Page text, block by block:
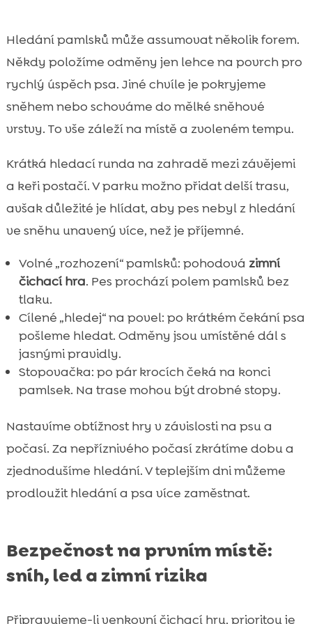
Hledání pamlsků může assumovat několik forem.
Někdy položíme odměny jen lehce na povrch pro
rychlý úspěch psa. Jiné chvíle je pokryjeme
sněhem nebo schováme do mělké sněhové
vrstvy. To vše záleží na místě a zvoleném tempu.
Krátká hledací runda na zahradě mezi závějemi
a keři postačí. V parku možno přidat delší trasu,
avšak důležité je hlídat, aby pes nebyl z hledání
ve sněhu unavený více, než je příjemné.
Volné „rozhození“ pamlsků: pohodová zimní
čichací hra. Pes prochází polem pamlsků bez
tlaku.
Cílené „hledej“ na povel: po krátkém čekání psa
pošleme hledat. Odměny jsou umístěné dál s
jasnými pravidly.
Stopovačka: po pár krocích čeká na konci
pamlsek. Na trase mohou být drobné stopy.
Nastavíme obtížnost hry v závislosti na psu a
počasí. Za nepříznivého počasí zkrátíme dobu a
zjednodušíme hledání. V teplejším dni můžeme
prodloužit hledání a psa více zaměstnat.
Bezpečnost na prvním místě:
sníh, led a zimní rizika
Připravujeme-li venkovní čichací hru, prioritou je